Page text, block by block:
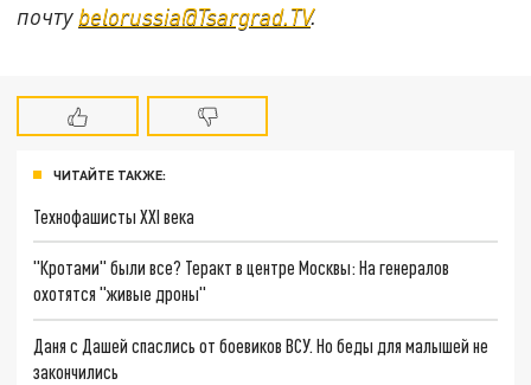
почту belorussia@Tsargrad.TV.
ЧИТАЙТЕ ТАКЖЕ:
Технофашисты XXI века
"Кротами" были все? Теракт в центре Москвы: На генералов
охотятся "живые дроны"
Даня с Дашей спаслись от боевиков ВСУ. Но беды для малышей не
закончились